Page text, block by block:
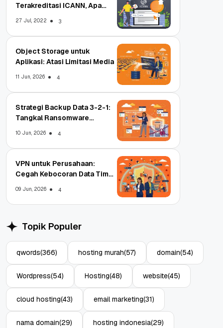
Terakreditasi ICANN, Apa
27 Jul, 2022 3
Object Storage untuk
Aplikasi: Atasi Limitasi Media
11 Jun, 2026 4
Strategi Backup Data 3-2-1:
Tangkal Ransomware
10 Jun, 2026 4
VPN untuk Perusahaan:
Cegah Kebocoran Data Tim
09 Jun, 2026 4
Topik Populer
qwords(366) hosting murah(57) domain(54)
Wordpress(54) Hosting(48) website(45)
cloud hosting(43) email marketing(31)
nama domain(29) hosting indonesia(29)